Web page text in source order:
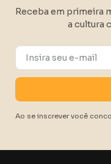
Receba em primeira
a cultura
Ao se inscrever você